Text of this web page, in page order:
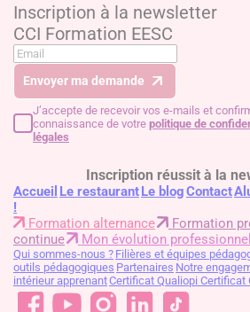
Inscription à la newsletter
CCI Formation EESC
Envoyer ma demande
J’accepte de recevoir vos e-mails et
connaissance de votre politique de
légales
Inscription réussit à la
Accueil Le restaurantLe blogContact
!
Formation alternance
Formation
continue
Mon évolution
Qui sommes-nous ? Filières et équipes
outils pédagogiques Partenaires Notre
intérieur apprenantCertificat Qualiopi Certificat